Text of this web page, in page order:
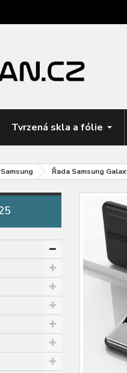
Tvrzená skla a fólie
Samsung Řada Samsung